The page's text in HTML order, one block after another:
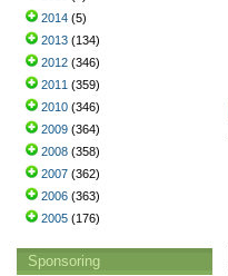
2014 (5)
2013 (134)
2012 (346)
2011 (359)
2010 (346)
2009 (364)
2008 (358)
2007 (362)
2006 (363)
2005 (176)
Sponsoring